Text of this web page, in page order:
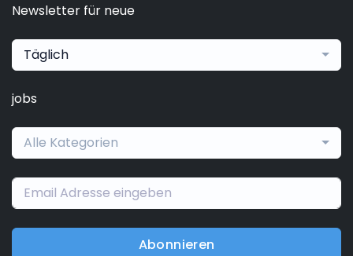
Newsletter für neue
Täglich
jobs
Alle Kategorien
Abonnieren